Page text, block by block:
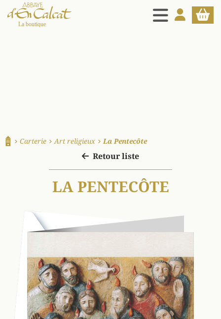
MENU
MON PANIER
Carterie Art religieux La Pentecôte
Retour liste
LA PENTECÔTE